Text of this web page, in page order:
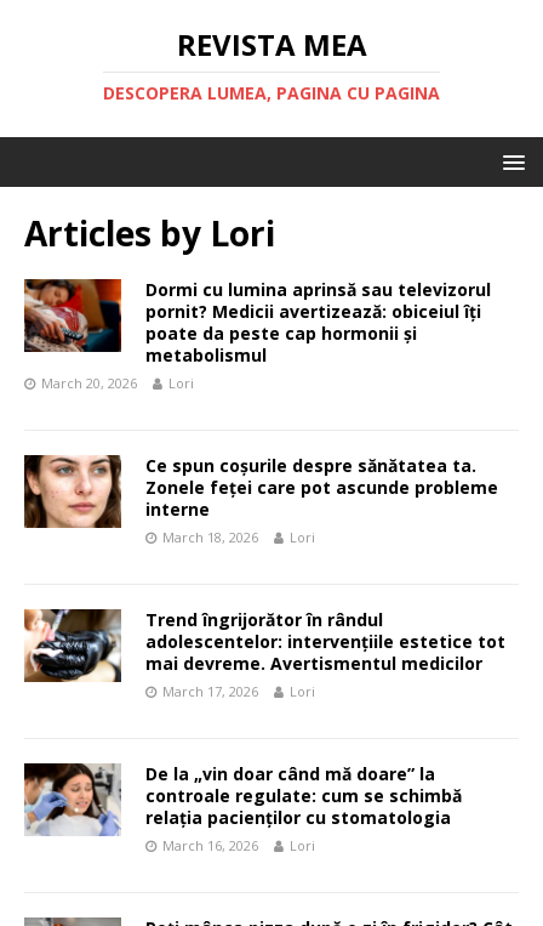
REVISTA MEA
DESCOPERA LUMEA, PAGINA CU PAGINA
Articles by Lori
Dormi cu lumina aprinsă sau televizorul
pornit? Medicii avertizează: obiceiul îți
poate da peste cap hormonii și
metabolismul
March 20, 2026 Lori
Ce spun coșurile despre sănătatea ta.
Zonele feței care pot ascunde probleme
interne
March 18, 2026 Lori
Trend îngrijorător în rândul
adolescentelor: intervențiile estetice tot
mai devreme. Avertismentul medicilor
March 17, 2026 Lori
De la „vin doar când mă doare” la
controale regulate: cum se schimbă
relația pacienților cu stomatologia
March 16, 2026 Lori